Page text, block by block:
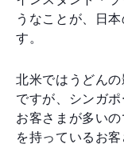
うなことが、日
す。
北米ではうどん
ですが、シンガ
お客さまが多い
を持っているお客